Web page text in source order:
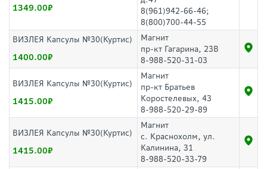
1349.00
8(961)942-66-46;
8(800)700-44-55
ВИЗЛЕЯ Капсулы №30(Куртис)
1400.00
Магнит
пр-кт Гагарина, 23В
8-988-520-31-03
ВИЗЛЕЯ Капсулы №30(Куртис)
1415.00
Магнит
пр-кт Братьев
Коростелевых, 43
8-988-520-29-89
ВИЗЛЕЯ Капсулы №30(Куртис)
1415.00
Магнит
с. Краснохолм, ул.
Калинина, 31
8-988-520-33-79